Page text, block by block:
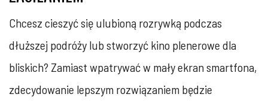
Chcesz cieszyć się ulubioną rozrywką podczas
dłuższej podróży lub stworzyć kino plenerowe ‎dla
bliskich? Zamiast wpatrywać w mały ekran smartfona,
zdecydowanie lepszym ‎rozwiązaniem będzie